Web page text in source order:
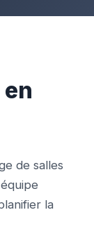
de salles
la